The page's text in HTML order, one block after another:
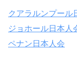
クアラルンプール
ジョホール日本人
ペナン日本人会